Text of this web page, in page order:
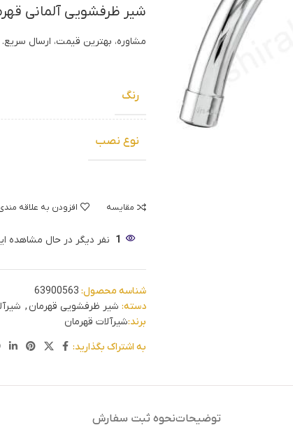
شیر ظرفشویی آلمانی
مشاوره، بهترین قیمت، ارسال سریع.
رنگ
نوع نصب
مقایسه افزودن به علاقه
1 نفر دیگر در حال مشاهده
شناسه محصول: 63900563
دسته: شیر ظرفشویی قهرمان ,
برند:شیرآلات قهرمان
به اشتراک بگذارید:
توضیحاتنحوه ثبت سفارش